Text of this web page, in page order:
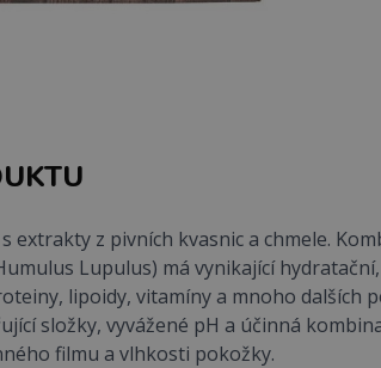
extrakty z pivních kvasnic a chmele.
Lupulus) má vynikající
lipoidy, vitamíny a mnoho dalších
složky, vyvážené pH a účinná
filmu a vlhkosti pokožky.